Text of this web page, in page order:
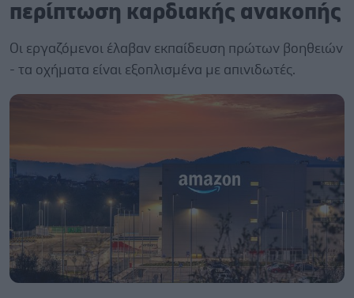
περίπτωση καρδιακής ανακοπής
Οι εργαζόμενοι έλαβαν εκπαίδευση πρώτων βοηθειών
- τα οχήματα είναι εξοπλισμένα με απινιδωτές.